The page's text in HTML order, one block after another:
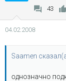
43
04.02.2008
Saamen
однозначно